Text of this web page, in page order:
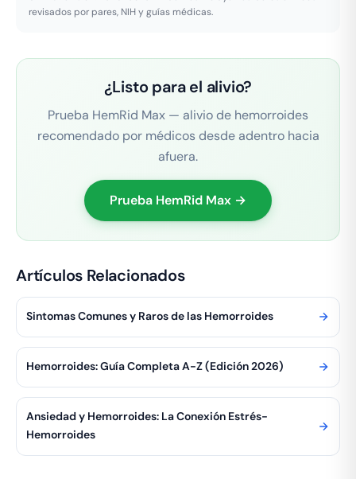
revisados por pares, NIH y guías médicas.
¿Listo para el alivio?
Prueba HemRid Max — alivio de hemorroides
recomendado por médicos desde adentro hacia
afuera.
Prueba HemRid Max →
Artículos Relacionados
Sintomas Comunes y Raros de las Hemorroides
Hemorroides: Guía Completa A-Z (Edición 2026)
Ansiedad y Hemorroides: La Conexión Estrés-
Hemorroides